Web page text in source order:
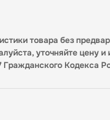
товара без
уточняйте цену
Кодекса